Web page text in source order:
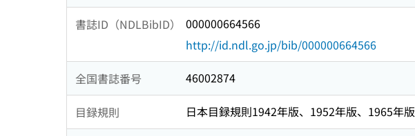
書誌ID（NDLBibID）
000000664566
http://id.ndl.go.jp/bib/000000664566
全国書誌番号 46002874
目録規則 日本目録規則1942年版、1952年版、1965年版